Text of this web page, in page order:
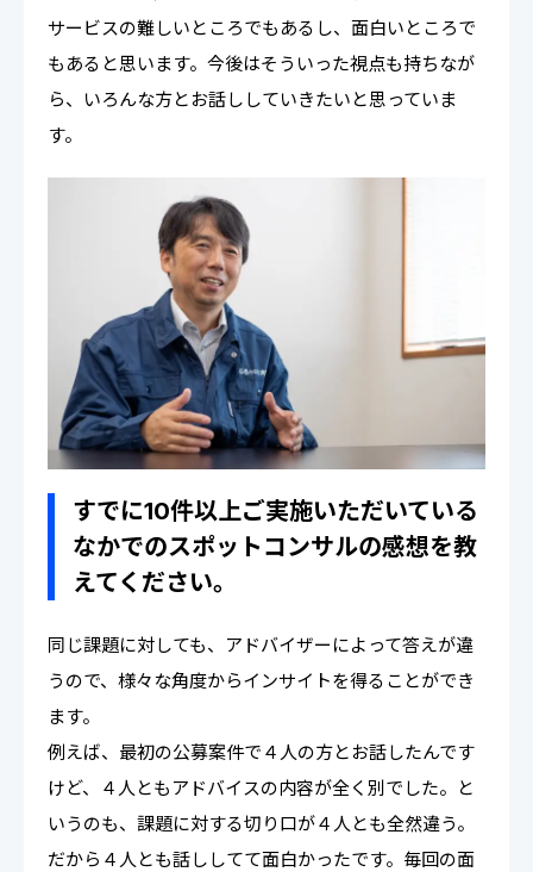
サービスの難しいところでもあるし、面白いところで
もあると思います。今後はそういった視点も持ちなが
ら、いろんな方とお話ししていきたいと思っていま
す。
すでに10件以上ご実施いただいている
なかでのスポットコンサルの感想を教
えてください。
同じ課題に対しても、アドバイザーによって答えが違
うので、様々な角度からインサイトを得ることができ
ます。
例えば、最初の公募案件で４人の方とお話したんです
けど、４人ともアドバイスの内容が全く別でした。と
いうのも、課題に対する切り口が４人とも全然違う。
だから４人とも話ししてて面白かったです。毎回の面